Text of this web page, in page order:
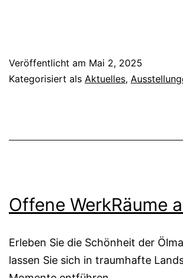
Veröffentlicht am Mai 2, 2025
Kategorisiert als Aktuelles,
Offene WerkRäume
Erleben Sie die Schönheit der
lassen Sie sich in traumhafte